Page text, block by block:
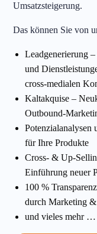
Umsatzsteigerung.
Das können Sie von
Leadgenerierung
und
cross-medialen
Kaltakquise –
Outbound-
Potenzialanalysen
für Ihre Produkte
Cross- & Up-
Einführung neuer
100 %
durch Marketing
und vieles mehr …